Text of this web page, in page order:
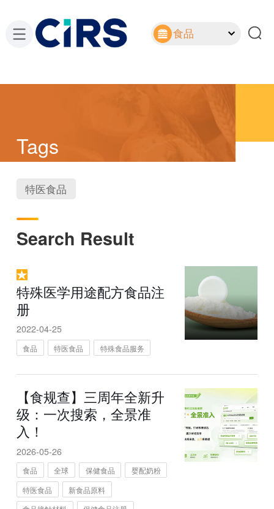
食品
Tags
特医食品
Search Result
特殊医学用途配方食品注
册
2022-04-25
食品 特医食品 特殊食品服务
【食规查】三周年全新升
级：一次搜索，全景准
入！
2026-05-26
食品 全球 保健食品
婴配奶粉
特医食品
新食品原料